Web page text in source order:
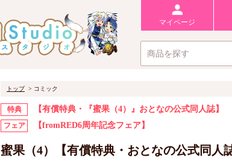
マイページ
トップ コミック
特典 【有償特典・『蜜果（4）』おとなの公式同人誌】
フェア 【fromRED6周年記念フェア】
蜜果（4）【有償特典・おとなの公式同人